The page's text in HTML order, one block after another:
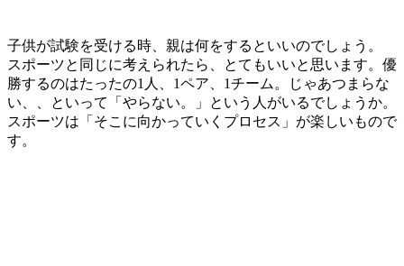
子供が試験を受ける時、親は何をするといいのでしょう。
スポーツと同じに考えられたら、とてもいいと思います。優
勝するのはたったの1人、1ペア、1チーム。じゃあつまらな
い、、といって「やらない。」という人がいるでしょうか。
スポーツは「そこに向かっていくプロセス」が楽しいもので
す。